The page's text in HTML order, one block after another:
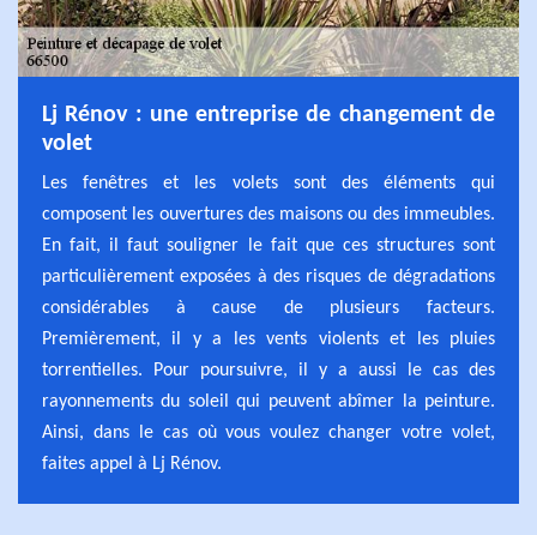
Lj Rénov : une entreprise de changement de
volet
Les fenêtres et les volets sont des éléments qui
composent les ouvertures des maisons ou des immeubles.
En fait, il faut souligner le fait que ces structures sont
particulièrement exposées à des risques de dégradations
considérables à cause de plusieurs facteurs.
Premièrement, il y a les vents violents et les pluies
torrentielles. Pour poursuivre, il y a aussi le cas des
rayonnements du soleil qui peuvent abîmer la peinture.
Ainsi, dans le cas où vous voulez changer votre volet,
faites appel à Lj Rénov.